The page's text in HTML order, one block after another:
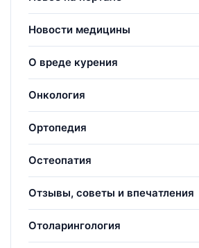
Новости медицины
О вреде курения
Онкология
Ортопедия
Остеопатия
Отзывы, советы и впечатления
Отоларингология